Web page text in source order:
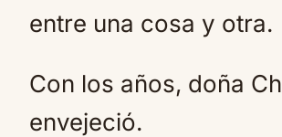
entre una cosa y otra.
Con los años, doña
envejeció.